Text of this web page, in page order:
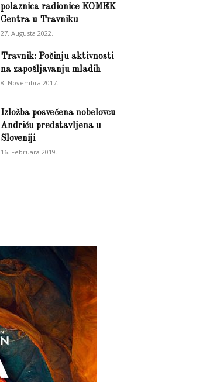
polaznica radionice KOMEK
Centra u Travniku
27. Augusta 2022.
Travnik: Počinju aktivnosti
na zapošljavanju mladih
8. Novembra 2017.
Izložba posvečena nobelovcu
Andriću predstavljena u
Sloveniji
16. Februara 2019.